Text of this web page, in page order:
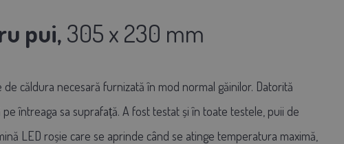
pui,305 x 230 mm
căldura necesară furnizată în mod normal găinilor. Datorită
întreaga sa suprafață. A fost testat și în toate testele, puii de
LED roșie care se aprinde când se atinge temperatura maximă,